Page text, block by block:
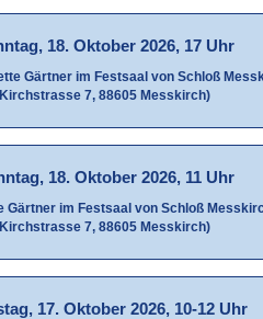
18. Oktober 2026, 17 Uhr
Gärtner im Festsaal von Schloß
Kirchstrasse 7, 88605 Messkirch)
18. Oktober 2026, 11 Uhr
Gärtner im Festsaal von Schloß
Kirchstrasse 7, 88605 Messkirch)
17. Oktober 2026, 10-12 Uhr